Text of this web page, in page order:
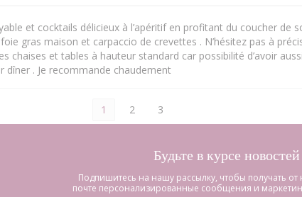
et cocktails délicieux à l’apéritif en profitant du coucher de
gras maison et carpaccio de crevettes . N’hésitez pas à
chaises et tables à hauteur standard car possibilité d’avoir
dîner . Je recommande chaudement
1 2 3
Будьте в курсе новостей
Подпишитесь на нашу рассылку, чтобы получать от
почте персонализированные сообщения и